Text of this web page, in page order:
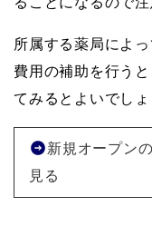
所属する薬局によ
費用の補助を行う
てみるとよいでしょ
新規オープン
見る